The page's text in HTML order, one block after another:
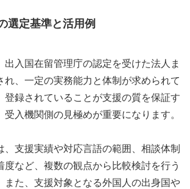
選定基準と活用例
出入国在留管理庁の認定を受けた法人ま
れ、一定の実務能力と体制が求められて
登録されていることが支援の質を保証す
受入機関側の見極めが重要になります。
、支援実績や対応言語の範囲、相談体制
度など、複数の観点から比較検討を行う
また、支援対象となる外国人の出身国や